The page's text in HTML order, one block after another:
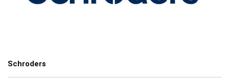
Schroders